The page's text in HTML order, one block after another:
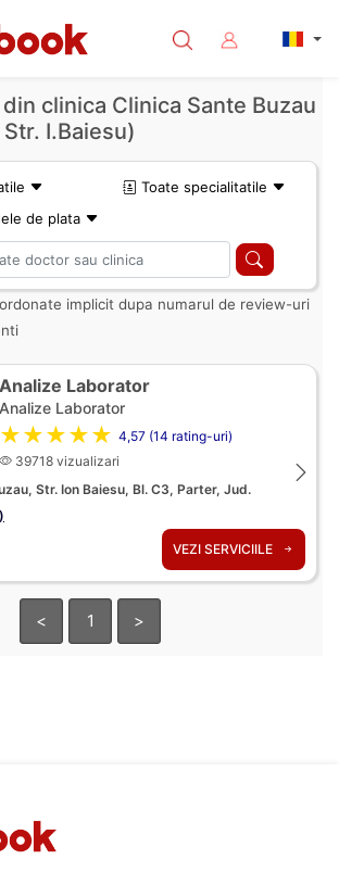
clinica Clinica Sante Buzau
I.Baiesu)
Toate specialitatile
de plata
implicit dupa numarul de review-uri
Analize Laborator
Analize Laborator
★★★★★ 4,57 (14 rating-uri)
39718 vizualizari
Str. Ion Baiesu, Bl. C3, Parter, Jud.
VEZI SERVICIILE
< 1 >